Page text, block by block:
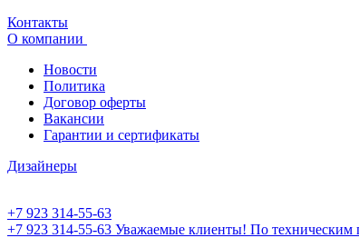
Контакты
О компании
Новости
Политика
Договор оферты
Вакансии
Гарантии и сертификаты
Дизайнеры
+7 923 314-55-63
+7 923 314-55-63 Уважаемые клиенты! По техническим